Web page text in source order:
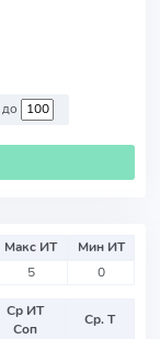
до
Макс ИТ
Мин ИТ
5 0
Ср ИТ
Соп
Ср. Т